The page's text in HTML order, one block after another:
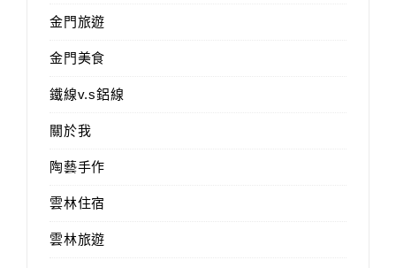
金門旅遊
金門美食
鐵線v.s鋁線
關於我
陶藝手作
雲林住宿
雲林旅遊